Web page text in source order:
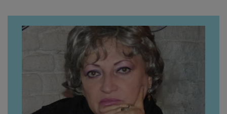
da, frumoasa iubită a lui
Florin Ristei e...